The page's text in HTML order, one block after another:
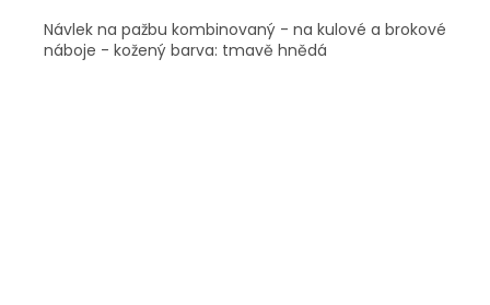
Návlek na pažbu kombinovaný - na kulové a brokové
náboje - kožený barva: tmavě hnědá